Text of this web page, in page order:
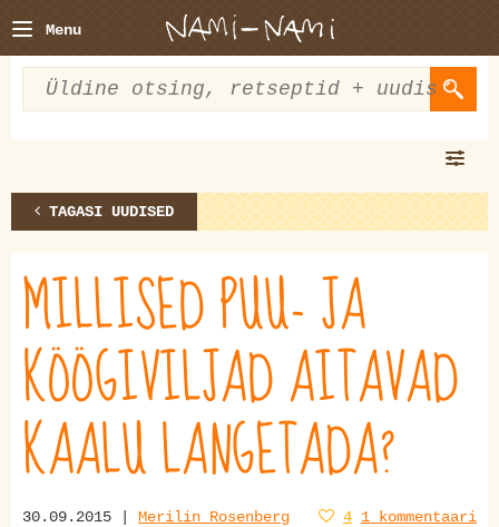
Menu
TAGASI UUDISED
MILLISED PUU- JA
KÖÖGIVILJAD AITAVAD
KAALU LANGETADA?
30.09.2015 | Merilin Rosenberg 4 1 kommentaari